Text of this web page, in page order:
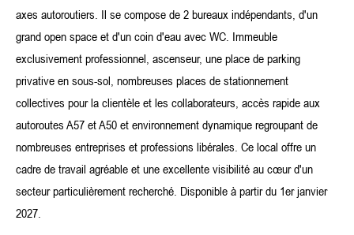
axes autoroutiers. Il se compose de 2 bureaux indépendants, d'un
grand open space et d'un coin d'eau avec WC. Immeuble
exclusivement professionnel, ascenseur, une place de parking
privative en sous-sol, nombreuses places de stationnement
collectives pour la clientèle et les collaborateurs, accès rapide aux
autoroutes A57 et A50 et environnement dynamique regroupant de
nombreuses entreprises et professions libérales. Ce local offre un
cadre de travail agréable et une excellente visibilité au cœur d'un
secteur particulièrement recherché. Disponible à partir du 1er janvier
2027.